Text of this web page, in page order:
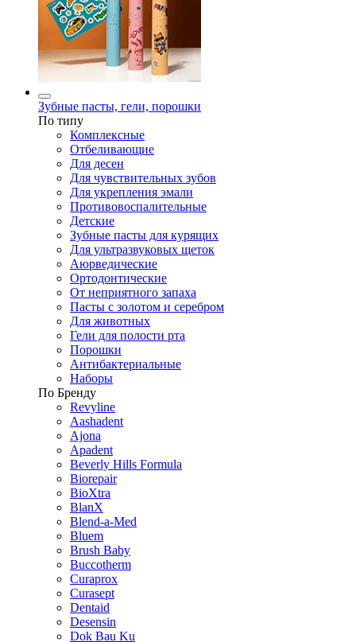
Зубные пасты, гели, порошки
По типу
Комплексные
Отбеливающие
Для десен
Для чувствительных зубов
Для укрепления эмали
Противовоспалительные
Детские
Зубные пасты для курящих
Для ультразвуковых щеток
Аюрведические
Ортодонтические
От неприятного запаха
Пасты с золотом и серебром
Для животных
Гели для полости рта
Порошки
Антибактериальные
Наборы
По Бренду
Revyline
Aashadent
Ajona
Apadent
Beverly Hills Formula
Biorepair
BioXtra
BlanX
Blend-a-Med
Bluem
Brush Baby
Buccotherm
Curaprox
Curasept
Dentaid
Desensin
Dok Bau Ku